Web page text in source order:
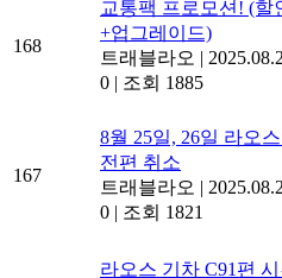
168
교통팩 프로모션! (할
+업그레이드)
트래블라오 |
0 | 조회 1885
167
8월 25일, 26일 라오
전편 취소
트래블라오 |
0 | 조회 1821
라오스 기차 C91편